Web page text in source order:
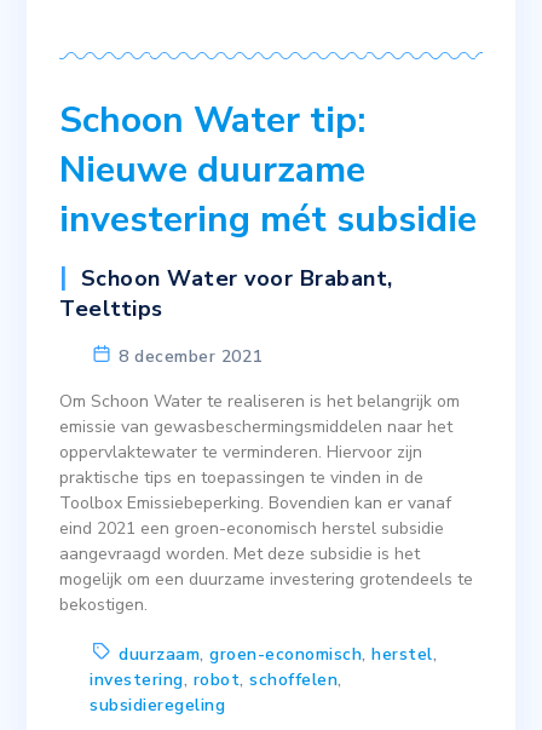
Schoon Water tip:
Nieuwe duurzame
investering mét subsidie
Schoon Water voor Brabant,
Teelttips
8 december 2021
Om Schoon Water te realiseren is het belangrijk om
emissie van gewasbeschermingsmiddelen naar het
oppervlaktewater te verminderen. Hiervoor zijn
praktische tips en toepassingen te vinden in de
Toolbox Emissiebeperking. Bovendien kan er vanaf
eind 2021 een groen-economisch herstel subsidie
aangevraagd worden. Met deze subsidie is het
mogelijk om een duurzame investering grotendeels te
bekostigen.
duurzaam,groen-economisch,herstel,
investering, robot,schoffelen,
subsidieregeling